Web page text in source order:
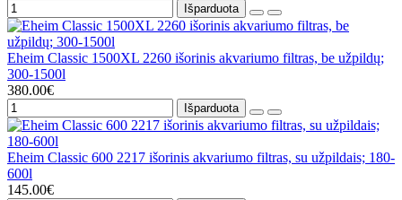
Išparduota
Eheim Classic 1500XL 2260 išorinis akvariumo filtras, be užpildų;
300-1500l
380.00€
Išparduota
Eheim Classic 600 2217 išorinis akvariumo filtras, su užpildais; 180-
600l
145.00€